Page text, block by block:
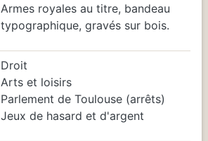
Armes royales au titre, bandeau
typographique, gravés sur bois.
Droit
Arts et loisirs
Parlement de Toulouse (arrêts)
Jeux de hasard et d'argent